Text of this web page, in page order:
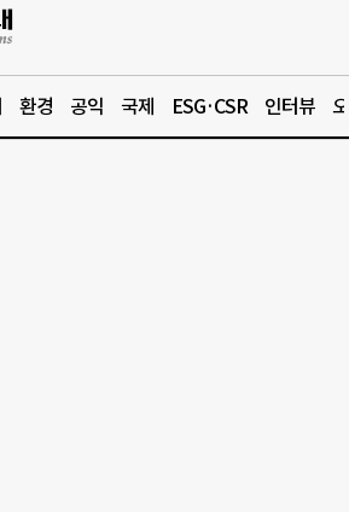
환경 공익 국제 ESG·CSR 인터뷰